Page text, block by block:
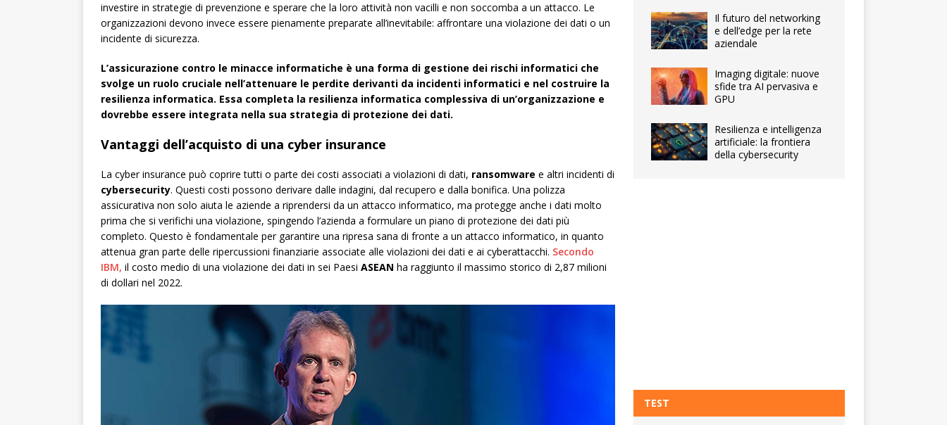
investire in strategie di prevenzione e sperare che la loro attività non vacilli e non soccomba a un attacco. Le
organizzazioni devono invece essere pienamente preparate all’inevitabile: affrontare una violazione dei dati o un
incidente di sicurezza.
L’assicurazione contro le minacce informatiche è una forma di gestione dei rischi informatici che
svolge un ruolo cruciale nell’attenuare le perdite derivanti da incidenti informatici e nel costruire la
resilienza informatica. Essa completa la resilienza informatica complessiva di un’organizzazione e
dovrebbe essere integrata nella sua strategia di protezione dei dati.
Vantaggi dell’acquisto di una cyber insurance
La cyber insurance può coprire tutti o parte dei costi associati a violazioni di dati, ransomware e altri incidenti di
cybersecurity. Questi costi possono derivare dalle indagini, dal recupero e dalla bonifica. Una polizza
assicurativa non solo aiuta le aziende a riprendersi da un attacco informatico, ma protegge anche i dati molto
prima che si verifichi una violazione, spingendo l’azienda a formulare un piano di protezione dei dati più
completo. Questo è fondamentale per garantire una ripresa sana di fronte a un attacco informatico, in quanto
attenua gran parte delle ripercussioni finanziarie associate alle violazioni dei dati e ai cyberattacchi. Secondo
IBM, il costo medio di una violazione dei dati in sei Paesi ASEAN ha raggiunto il massimo storico di 2,87 milioni
di dollari nel 2022.
Il futuro del networking
e dell’edge per la rete
aziendale
Imaging digitale: nuove
sfide tra AI pervasiva e
GPU
Resilienza e intelligenza
artificiale: la frontiera
della cybersecurity
TEST